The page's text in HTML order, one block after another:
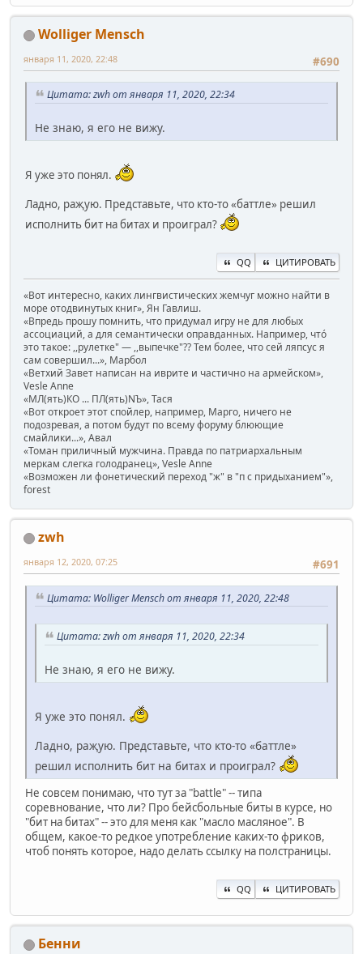
Wolliger Mensch
#690
января 11, 2020, 22:48
Цитата: zwh от января 11, 2020, 22:34
Не знаю, я его не вижу.
Я уже это понял.
Ладно, раҗую. Представьте, что кто-то «баттле» решил
исполнить бит на битах и проиграл?
QQ ЦИТИРОВАТЬ
«Вот интересно, каких лингвистических жемчуг можно найти в
море отодвинутых книг», Ян Гавлиш.
«Впредь прошу помнить, что придумал игру не для любых
ассоциаций, а для семантически оправданных. Например, чтó
это такое: ,,рулетке" — ,,выпечке"?? Тем более, что сей ляпсус я
сам совершил...», Марбол
«Ветхий Завет написан на иврите и частично на армейском»,
Vesle Anne
«МЛ(ять)КО ... ПЛ(ять)NЪ», Тася
«Вот откроет этот спойлер, например, Марго, ничего не
подозревая, а потом будут по всему форуму блюющие
смайлики...», Авал
«Томан приличный мужчина. Правда по патриархальным
меркам слегка голодранец», Vesle Anne
«Возможен ли фонетический переход "ж" в "п с придыханием"»,
forest
zwh
#691
января 12, 2020, 07:25
Цитата: Wolliger Mensch от января 11, 2020, 22:48
Цитата: zwh от января 11, 2020, 22:34
Не знаю, я его не вижу.
Я уже это понял.
Ладно, раҗую. Представьте, что кто-то «баттле»
решил исполнить бит на битах и проиграл?
Не совсем понимаю, что тут за "battle" -- типа
соревнование, что ли? Про бейсбольные биты в курсе, но
"бит на битах" -- это для меня как "масло масляное". В
общем, какое-то редкое употребление каких-то фриков,
чтоб понять которое, надо делать ссылку на полстраницы.
QQ ЦИТИРОВАТЬ
Бенни